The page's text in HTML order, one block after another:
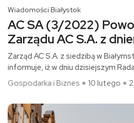
Wiadomości Białystok
AC SA (3/2022)
Zarządu AC S.A. z
Zarząd AC S.A. z siedzibą w
informuje, iż w dniu dzisiejszym
Gospodarka i Biznes
10 lutego